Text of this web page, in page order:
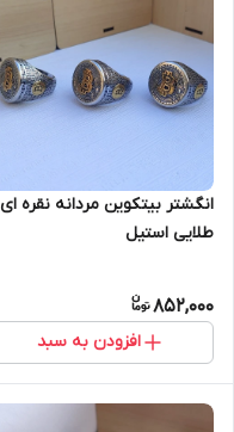
انگشتر بیتکوین مردانه نقره ای
طلایی استیل
852,000
افزودن به سبد